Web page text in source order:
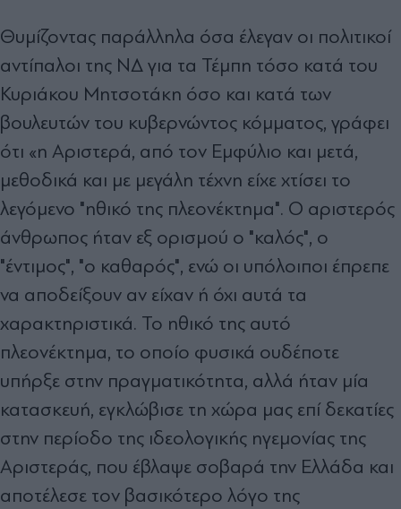
Θυμίζοντας παράλληλα όσα έλεγαν οι πολιτικοί
αντίπαλοι της ΝΔ για τα Τέμπη τόσο κατά του
Κυριάκου Μητσοτάκη όσο και κατά των
βουλευτών του κυβερνώντος κόμματος, γράφει
ότι «η Αριστερά, από τον Εμφύλιο και μετά,
μεθοδικά και με μεγάλη τέχνη είχε χτίσει το
λεγόμενο "ηθικό της πλεονέκτημα". Ο αριστερός
άνθρωπος ήταν εξ ορισμού ο "καλός", ο
"έντιμος", "ο καθαρός", ενώ οι υπόλοιποι έπρεπε
να αποδείξουν αν είχαν ή όχι αυτά τα
χαρακτηριστικά. Το ηθικό της αυτό
πλεονέκτημα, το οποίο φυσικά ουδέποτε
υπήρξε στην πραγματικότητα, αλλά ήταν μία
κατασκευή, εγκλώβισε τη χώρα μας επί δεκατίες
στην περίοδο της ιδεολογικής ηγεμονίας της
Αριστεράς, που έβλαψε σοβαρά την Ελλάδα και
αποτέλεσε τον βασικότερο λόγο της